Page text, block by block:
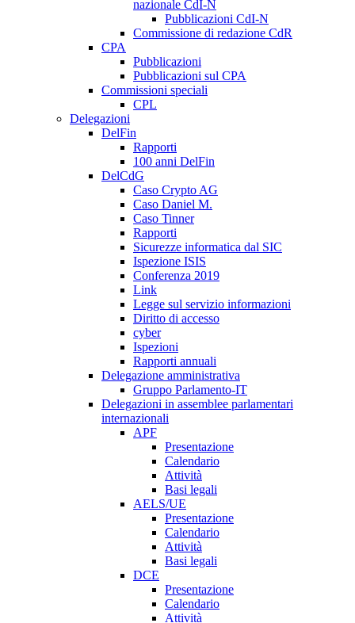
nazionale CdI-N
Pubblicazioni CdI-N
Commissione di redazione CdR
CPA
Pubblicazioni
Pubblicazioni sul CPA
Commissioni speciali
CPL
Delegazioni
DelFin
Rapporti
100 anni DelFin
DelCdG
Caso Crypto AG
Caso Daniel M.
Caso Tinner
Rapporti
Sicurezze informatica dal SIC
Ispezione ISIS
Conferenza 2019
Link
Legge sul servizio informazioni
Diritto di accesso
cyber
Ispezioni
Rapporti annuali
Delegazione amministrativa
Gruppo Parlamento-IT
Delegazioni in assemblee parlamentari
internazionali
APF
Presentazione
Calendario
Attività
Basi legali
AELS/UE
Presentazione
Calendario
Attività
Basi legali
DCE
Presentazione
Calendario
Attività